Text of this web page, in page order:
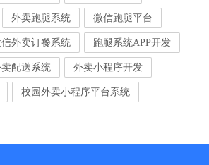
外卖跑腿系统 微信跑腿平台
外卖订餐系统 跑腿系统APP开发
配送系统 外卖小程序开发
校园外卖小程序平台系统